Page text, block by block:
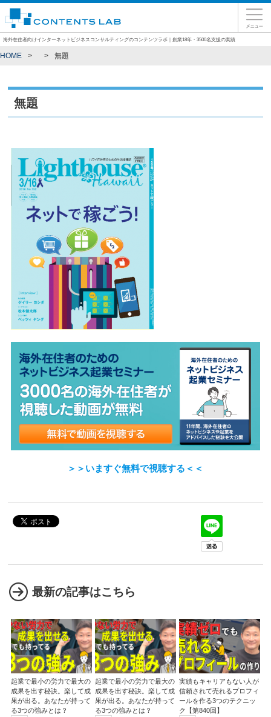
海外在住者向けインターネットビジネスコンサルティングのコンテンツラボ｜創業18年・3500名支援の実績
HOME 無題
無題
＞＞いますぐ無料で視聴する＜＜
最新の記事はこちら
起業で最小の労力で最大の
成果を出す秘訣。楽して成
果が出る。あなたが持って
る3つの強みとは？
起業で最小の労力で最大の
成果を出す秘訣。楽して成
果が出る。あなたが持って
る3つの強みとは？
実績もキャリアもない人が
信頼されて売れるプロフィ
ールを作る3つのテクニッ
ク【第840回】